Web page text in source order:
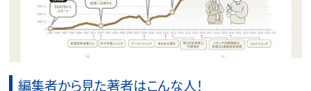
編集者から見た著者はこんな人！